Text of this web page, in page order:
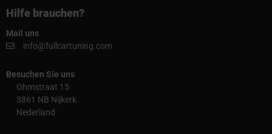
Hilfe brauchen?
Mail uns
info@fullcartuning.com
Besuchen Sie uns
Ohmstraat 15
3861 NB Nijkerk
Nederland